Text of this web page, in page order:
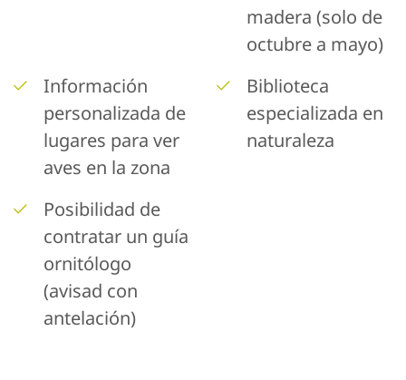
madera (solo de
octubre a mayo)
Información
personalizada de
lugares para ver
aves en la zona
Biblioteca
especializada en
naturaleza
Posibilidad de
contratar un guía
ornitólogo
(avisad con
antelación)